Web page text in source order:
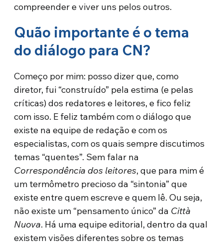
compreender e viver uns pelos outros.
Quão importante é o tema
do diálogo para CN?
Começo por mim: posso dizer que, como
diretor, fui “construído” pela estima (e pelas
críticas) dos redatores e leitores, e fico feliz
com isso. E feliz também com o diálogo que
existe na equipe de redação e com os
especialistas, com os quais sempre discutimos
temas “quentes”. Sem falar na
Correspondência dos leitores, que para mim é
um termômetro precioso da “sintonia” que
existe entre quem escreve e quem lê. Ou seja,
não existe um “pensamento único” da Città
Nuova. Há uma equipe editorial, dentro da qual
existem visões diferentes sobre os temas